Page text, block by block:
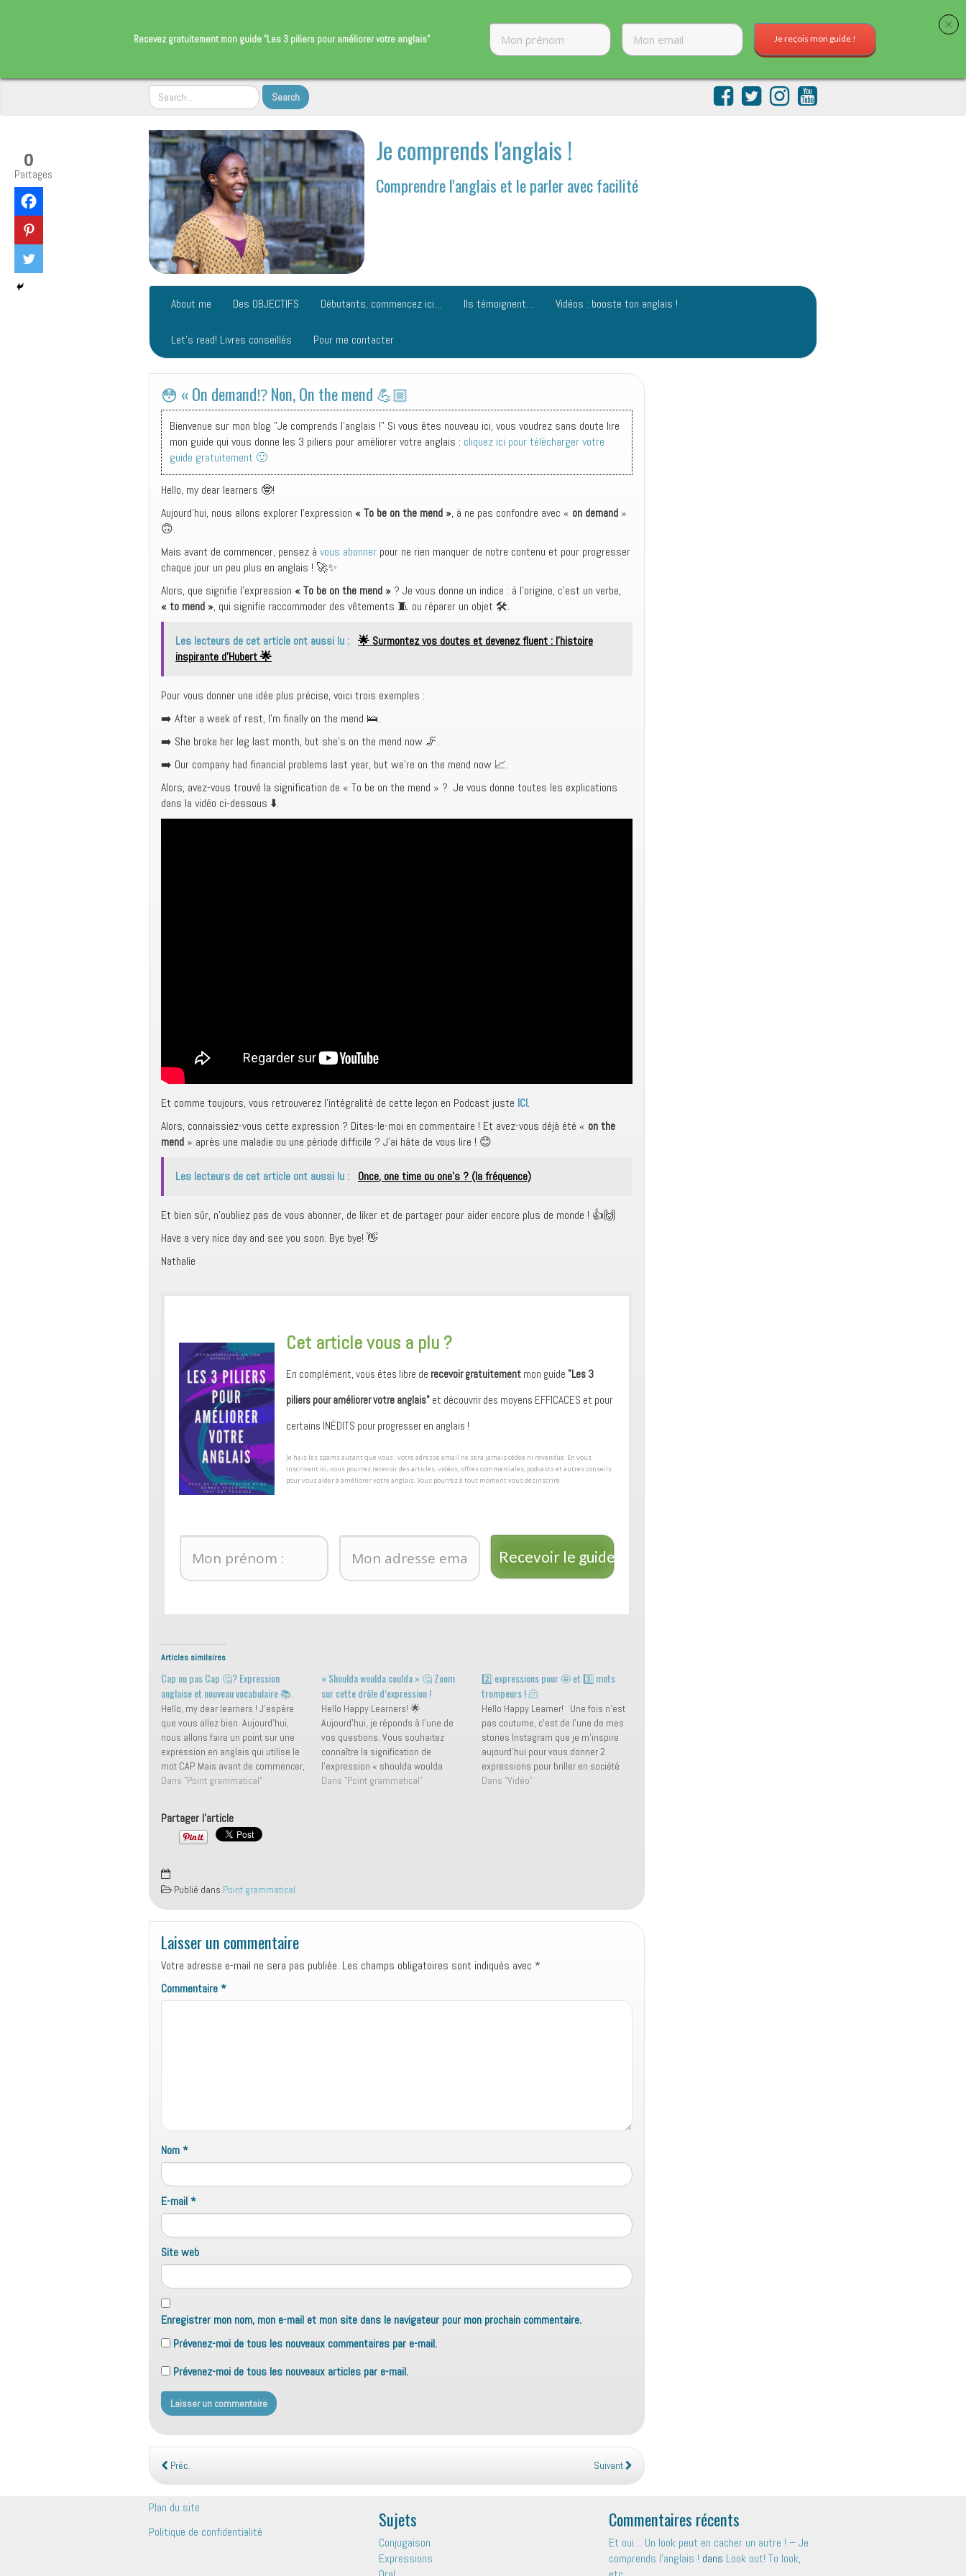
Je comprends l'anglais !
Comprendre l'anglais et le parler avec facilité
About me Des OBJECTIFS Débutants, commencez ici… Ils témoignent… Vidéos : booste ton anglais !
Let’s read! Livres conseillés Pour me contacter
😳 « On demand⁉️ Non, On the mend 💪🏼
Bienvenue sur mon blog "Je comprends l'anglais !" Si vous êtes nouveau ici, vous voudrez sans doute lire
mon guide qui vous donne les 3 piliers pour améliorer votre anglais : cliquez ici pour télécharger votre
guide gratuitement 🙂
Hello, my dear learners 🤓!
Aujourd’hui, nous allons explorer l’expression « To be on the mend », à ne pas confondre avec « on demand »
🙃.
Mais avant de commencer, pensez à vous abonner pour ne rien manquer de notre contenu et pour progresser
chaque jour un peu plus en anglais ! 🚀✨
Alors, que signifie l’expression « To be on the mend » ? Je vous donne un indice : à l’origine, c’est un verbe,
« to mend », qui signifie raccommoder des vêtements 🧵 ou réparer un objet 🛠️.
Les lecteurs de cet article ont aussi lu : 🌟 Surmontez vos doutes et devenez fluent : l’histoire
inspirante d’Hubert 🌟
Pour vous donner une idée plus précise, voici trois exemples :
➡️ After a week of rest, I’m finally on the mend 🛌.
➡️ She broke her leg last month, but she’s on the mend now 🦵.
➡️ Our company had financial problems last year, but we’re on the mend now 📈.
Alors, avez-vous trouvé la signification de « To be on the mend » ? Je vous donne toutes les explications
dans la vidéo ci-dessous ⬇️.
Et comme toujours, vous retrouverez l’intégralité de cette leçon en Podcast juste ICI.
Alors, connaissiez-vous cette expression ? Dites-le-moi en commentaire ! Et avez-vous déjà été « on the
mend » après une maladie ou une période difficile ? J’ai hâte de vous lire ! 😊
Les lecteurs de cet article ont aussi lu : Once, one time ou one's ? (la fréquence)
Et bien sûr, n’oubliez pas de vous abonner, de liker et de partager pour aider encore plus de monde ! 👍🙌
Have a very nice day and see you soon. Bye bye! 👋
Nathalie
​Cet article vous a plu ?
En complément, vous êtes libre de recevoir gratuitement mon guide "Les 3
piliers pour améliorer votre anglais" et découvrir des moyens ​EFFICACES et pour
certains ​INÉDITS pour progresser en anglais !
​Je hais les spams autant que vous : votre adresse email ne sera jamais cédée ni revendue. En vous
inscrivant ici, vous pourrez recevoir des articles, vidéos, offres commerciales, podcasts et autres conseils
pour ​vous aider à améliorer votre anglais. Vous pourrez à tout moment vous désinscrire.
Recevoir le guide
Articles similaires
Cap ou pas Cap 🤔? Expression
anglaise et nouveau vocabulaire 📚.
Hello, my dear learners ! J'espère
que vous allez bien. Aujourd'hui,
nous allons faire un point sur une
expression en anglais qui utilise le
mot CAP. Mais avant de commencer,
pensez à vous abonner ! 📲 En
fais…
Dans "Point grammatical"
« Shoulda woulda coulda » 🤔 Zoom
sur cette drôle d’expression !
Hello Happy Learners! 🌟
Aujourd’hui, je réponds à l'une de
vos questions. Vous souhaitez
connaître la signification de
l'expression « shoulda woulda
coulda ». Alors c'est parti, je vous
Dans "Point grammatical"
2️⃣ expressions pour 🤩 et 3️⃣ mots
trompeurs ! 🫠
Hello Happy Learner! Une fois n'est
pas coutume, c'est de l'une de mes
stories Instagram que je m'inspire
aujourd'hui pour vous donner 2
expressions pour briller en société
💡🤩 et 3 mots trompeurs qui ne
Dans "Vidéo"
Partager l'article
0
Partages
Publié dans Point grammatical
Laisser un commentaire
Votre adresse e-mail ne sera pas publiée. Les champs obligatoires sont indiqués avec *
Commentaire*
Nom*
E-mail*
Site web
Enregistrer mon nom, mon e-mail et mon site dans le navigateur pour mon prochain commentaire.
Prévenez-moi de tous les nouveaux commentaires par e-mail.
Prévenez-moi de tous les nouveaux articles par e-mail.
Préc. Suivant
Plan du site
Politique de confidentialité
Sujets
Conjugaison
Expressions
Commentaires récents
Et oui… Un look peut en cacher un autre ! – Je
comprends l'anglais ! dans Look out! To look,
​Recevez gratuitement mon guide "Les 3 piliers pour améliorer ​votre anglais" Je reçois mon guide !